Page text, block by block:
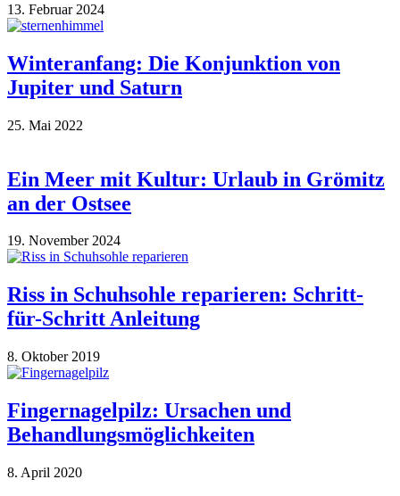
13. Februar 2024
Winteranfang: Die Konjunktion von
Jupiter und Saturn
25. Mai 2022
Ein Meer mit Kultur: Urlaub in Grömitz
an der Ostsee
19. November 2024
Riss in Schuhsohle reparieren: Schritt-
für-Schritt Anleitung
8. Oktober 2019
Fingernagelpilz: Ursachen und
Behandlungsmöglichkeiten
8. April 2020